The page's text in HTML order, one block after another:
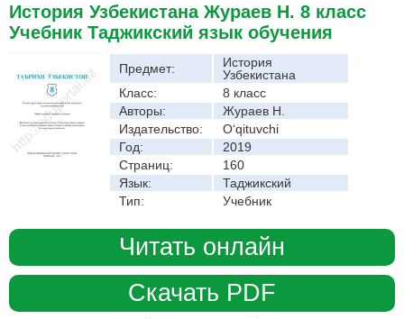
История Узбекистана Жураев Н. 8 класс
Учебник Таджикский язык обучения
Предмет:
История
Узбекистана
Класс:
8 класс
Авторы:
Жураев Н.
Издательство:
O‘qituvchi
Год:
2019
Страниц:
160
Язык:
Таджикский
Тип:
Учебник
Читать онлайн
Скачать PDF